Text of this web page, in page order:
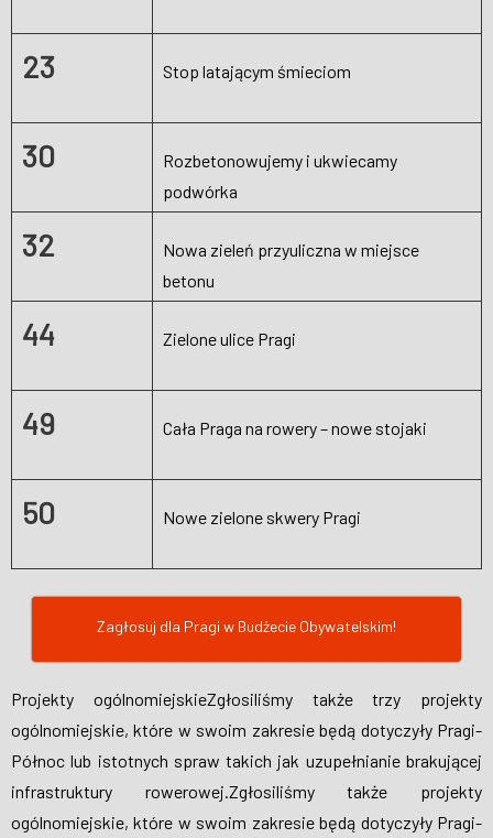
23 Stop latającym śmieciom
30
Rozbetonowujemy i ukwiecamy
podwórka
32
Nowa zieleń przyuliczna w miejsce
betonu
44 Zielone ulice Pragi
49 Cała Praga na rowery – nowe stojaki
50 Nowe zielone skwery Pragi
Zagłosuj dla Pragi w Budżecie Obywatelskim!
Projekty ogólnomiejskieZgłosiliśmy także trzy projekty
ogólnomiejskie, które w swoim zakresie będą dotyczyły Pragi-
Północ lub istotnych spraw takich jak uzupełnianie brakującej
infrastruktury rowerowej.Zgłosiliśmy także projekty
ogólnomiejskie, które w swoim zakresie będą dotyczyły Pragi-